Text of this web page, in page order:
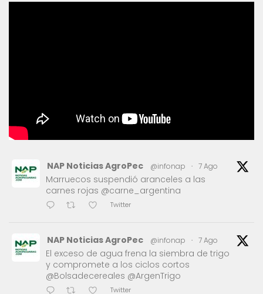
NAP Noticias AgroPec @infonap · 7 Ago
Marruecos suspendió aranceles a las
carnes rojas @carne_argentina
Twitter
NAP Noticias AgroPec @infonap · 7 Ago
El exceso de agua frena la siembra de trigo
y compromete a los ciclos cortos
@Bolsadecereales @ArgenTrigo
Twitter